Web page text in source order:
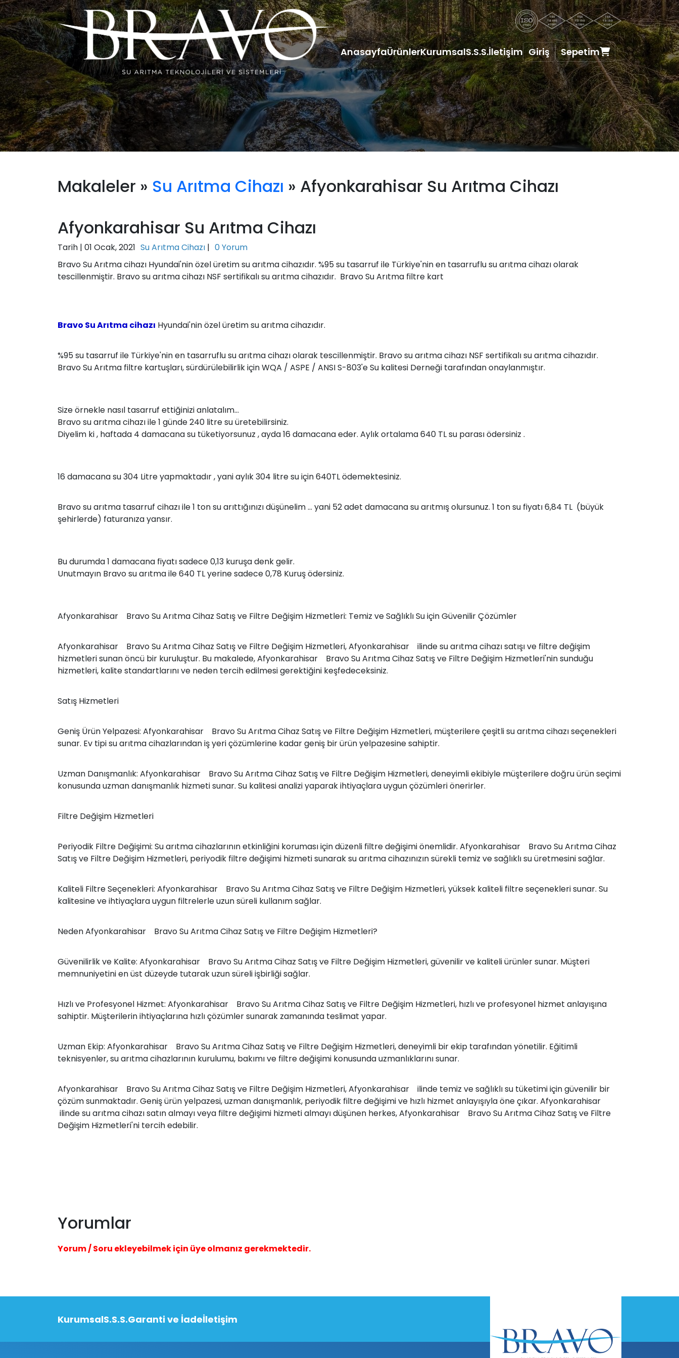
AnasayfaÜrünlerKurumsalS.S.S.İletişim Giriş Sepetim
Makaleler » Su Arıtma Cihazı » Afyonkarahisar Su Arıtma Cihazı
Afyonkarahisar Su Arıtma Cihazı
Tarih | 01 Ocak, 2021 Su Arıtma Cihazı | 0 Yorum
Bravo Su Arıtma cihazı Hyundai'nin özel üretim su arıtma cihazıdır. %95 su tasarruf ile Türkiye'nin en tasarruflu su arıtma cihazı olarak
tescillenmiştir. Bravo su arıtma cihazı NSF sertifikalı su arıtma cihazıdır. Bravo Su Arıtma filtre kart
Bravo Su Arıtma cihazı Hyundai'nin özel üretim su arıtma cihazıdır.
%95 su tasarruf ile Türkiye'nin en tasarruflu su arıtma cihazı olarak tescillenmiştir. Bravo su arıtma cihazı NSF sertifikalı su arıtma cihazıdır.
Bravo Su Arıtma filtre kartuşları, sürdürülebilirlik için WQA / ASPE / ANSI S-803'e Su kalitesi Derneği tarafından onaylanmıştır.
Size örnekle nasıl tasarruf ettiğinizi anlatalım...
Bravo su arıtma cihazı ile 1 günde 240 litre su üretebilirsiniz.
Diyelim ki , haftada 4 damacana su tüketiyorsunuz , ayda 16 damacana eder. Aylık ortalama 640 TL su parası ödersiniz .
16 damacana su 304 Litre yapmaktadır , yani aylık 304 litre su için 640TL ödemektesiniz.
Bravo su arıtma tasarruf cihazı ile 1 ton su arıttığınızı düşünelim ... yani 52 adet damacana su arıtmış olursunuz. 1 ton su fiyatı 6,84 TL (büyük
şehirlerde) faturanıza yansır.
Bu durumda 1 damacana fiyatı sadece 0,13 kuruşa denk gelir.
Unutmayın Bravo su arıtma ile 640 TL yerine sadece 0,78 Kuruş ödersiniz.
Afyonkarahisar Bravo Su Arıtma Cihaz Satış ve Filtre Değişim Hizmetleri: Temiz ve Sağlıklı Su için Güvenilir Çözümler
Afyonkarahisar Bravo Su Arıtma Cihaz Satış ve Filtre Değişim Hizmetleri, Afyonkarahisar ilinde su arıtma cihazı satışı ve filtre değişim
hizmetleri sunan öncü bir kuruluştur. Bu makalede, Afyonkarahisar Bravo Su Arıtma Cihaz Satış ve Filtre Değişim Hizmetleri'nin sunduğu
hizmetleri, kalite standartlarını ve neden tercih edilmesi gerektiğini keşfedeceksiniz.
Satış Hizmetleri
Geniş Ürün Yelpazesi: Afyonkarahisar Bravo Su Arıtma Cihaz Satış ve Filtre Değişim Hizmetleri, müşterilere çeşitli su arıtma cihazı seçenekleri
sunar. Ev tipi su arıtma cihazlarından iş yeri çözümlerine kadar geniş bir ürün yelpazesine sahiptir.
Uzman Danışmanlık: Afyonkarahisar Bravo Su Arıtma Cihaz Satış ve Filtre Değişim Hizmetleri, deneyimli ekibiyle müşterilere doğru ürün seçimi
konusunda uzman danışmanlık hizmeti sunar. Su kalitesi analizi yaparak ihtiyaçlara uygun çözümleri önerirler.
Filtre Değişim Hizmetleri
Periyodik Filtre Değişimi: Su arıtma cihazlarının etkinliğini koruması için düzenli filtre değişimi önemlidir. Afyonkarahisar Bravo Su Arıtma Cihaz
Satış ve Filtre Değişim Hizmetleri, periyodik filtre değişimi hizmeti sunarak su arıtma cihazınızın sürekli temiz ve sağlıklı su üretmesini sağlar.
Kaliteli Filtre Seçenekleri: Afyonkarahisar Bravo Su Arıtma Cihaz Satış ve Filtre Değişim Hizmetleri, yüksek kaliteli filtre seçenekleri sunar. Su
kalitesine ve ihtiyaçlara uygun filtrelerle uzun süreli kullanım sağlar.
Neden Afyonkarahisar Bravo Su Arıtma Cihaz Satış ve Filtre Değişim Hizmetleri?
Güvenilirlik ve Kalite: Afyonkarahisar Bravo Su Arıtma Cihaz Satış ve Filtre Değişim Hizmetleri, güvenilir ve kaliteli ürünler sunar. Müşteri
memnuniyetini en üst düzeyde tutarak uzun süreli işbirliği sağlar.
Hızlı ve Profesyonel Hizmet: Afyonkarahisar Bravo Su Arıtma Cihaz Satış ve Filtre Değişim Hizmetleri, hızlı ve profesyonel hizmet anlayışına
sahiptir. Müşterilerin ihtiyaçlarına hızlı çözümler sunarak zamanında teslimat yapar.
Uzman Ekip: Afyonkarahisar Bravo Su Arıtma Cihaz Satış ve Filtre Değişim Hizmetleri, deneyimli bir ekip tarafından yönetilir. Eğitimli
teknisyenler, su arıtma cihazlarının kurulumu, bakımı ve filtre değişimi konusunda uzmanlıklarını sunar.
Afyonkarahisar Bravo Su Arıtma Cihaz Satış ve Filtre Değişim Hizmetleri, Afyonkarahisar ilinde temiz ve sağlıklı su tüketimi için güvenilir bir
çözüm sunmaktadır. Geniş ürün yelpazesi, uzman danışmanlık, periyodik filtre değişimi ve hızlı hizmet anlayışıyla öne çıkar. Afyonkarahisar
ilinde su arıtma cihazı satın almayı veya filtre değişimi hizmeti almayı düşünen herkes, Afyonkarahisar Bravo Su Arıtma Cihaz Satış ve Filtre
Değişim Hizmetleri'ni tercih edebilir.
Yorumlar
Yorum / Soru ekleyebilmek için üye olmanız gerekmektedir.
KurumsalS.S.S.Garanti ve İadeİletişim